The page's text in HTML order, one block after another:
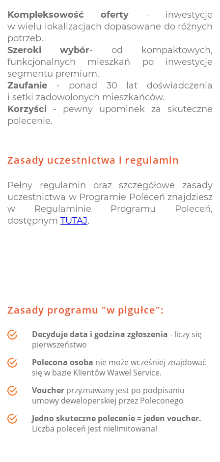
Kompleksowość oferty - inwestycje
w wielu lokalizacjach dopasowane do różnych
potrzeb.
Szeroki wybór- od kompaktowych,
funkcjonalnych mieszkań po inwestycje
segmentu premium.
Zaufanie - ponad 30 lat doświadczenia
i setki zadowolonych mieszkańców.
Korzyści - pewny upominek za skuteczne
polecenie.
Zasady uczestnictwa i regulamin
Pełny regulamin oraz szczegółowe zasady
uczestnictwa w Programie Poleceń znajdziesz
w Regulaminie Programu Poleceń,
dostępnym TUTAJ.
Zasady programu "w pigułce":
Decyduje data i godzina zgłoszenia - liczy się
pierwszeństwo
Polecona osoba nie może wcześniej znajdować
się w bazie Klientów Wawel Service.
Voucher przyznawany jest po podpisaniu
umowy deweloperskiej przez Poleconego
Jedno skuteczne polecenie = jeden voucher.
Liczba poleceń jest nielimitowana!